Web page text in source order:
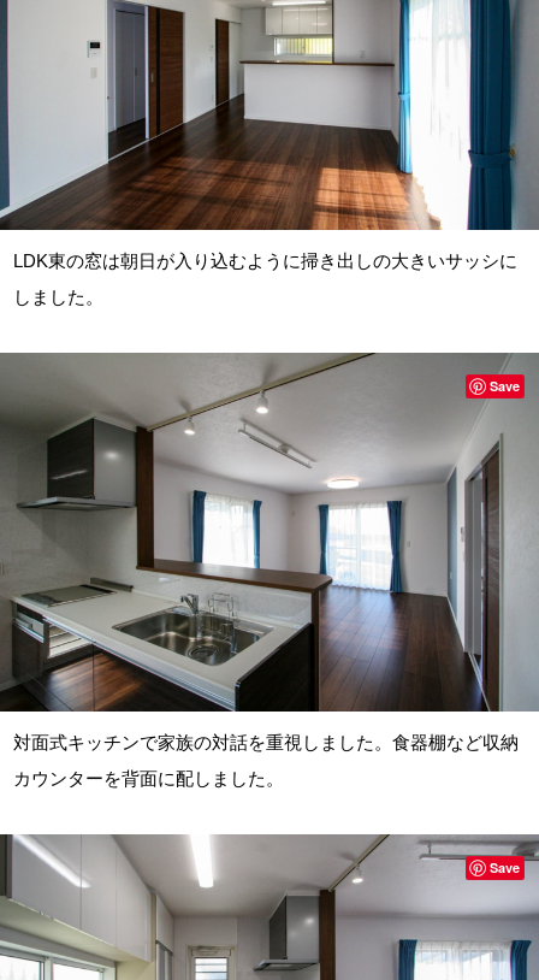
LDK東の窓は朝日が入り込むように掃き出しの大きいサッシに
しました。
対面式キッチンで家族の対話を重視しました。食器棚など収納
カウンターを背面に配しました。
Save
Save